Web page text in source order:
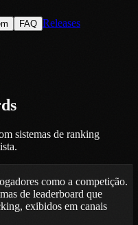
FAQ Releases
sistemas de ranking
como a competição.
de leaderboard que
exibidos em canais